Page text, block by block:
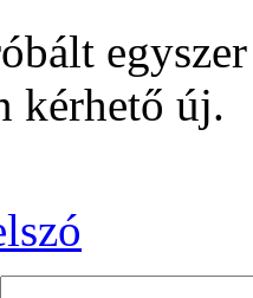
kérhető új.